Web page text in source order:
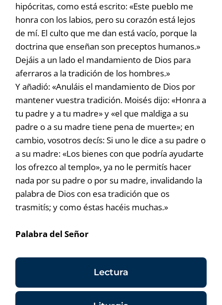
hipócritas, como está escrito: «Este pueblo me
honra con los labios, pero su corazón está lejos
de mí. El culto que me dan está vacío, porque la
doctrina que enseñan son preceptos humanos.»
Dejáis a un lado el mandamiento de Dios para
aferraros a la tradición de los hombres.»
Y añadió: «Anuláis el mandamiento de Dios por
mantener vuestra tradición. Moisés dijo: «Honra a
tu padre y a tu madre» y «el que maldiga a su
padre o a su madre tiene pena de muerte»; en
cambio, vosotros decís: Si uno le dice a su padre o
a su madre: «Los bienes con que podría ayudarte
los ofrezco al templo», ya no le permitís hacer
nada por su padre o por su madre, invalidando la
palabra de Dios con esa tradición que os
trasmitís; y como éstas hacéis muchas.»
Palabra del Señor
Lectura